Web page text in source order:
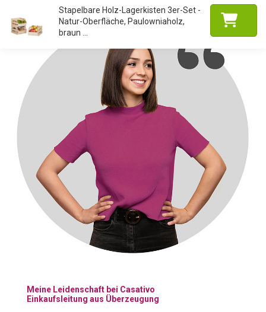
Stapelbare Holz-Lagerkisten 3er-Set -
Natur-Oberfläche, Paulowniaholz,
braun ...
Meine Leidenschaft bei Casativo
Einkaufsleitung aus Überzeugung